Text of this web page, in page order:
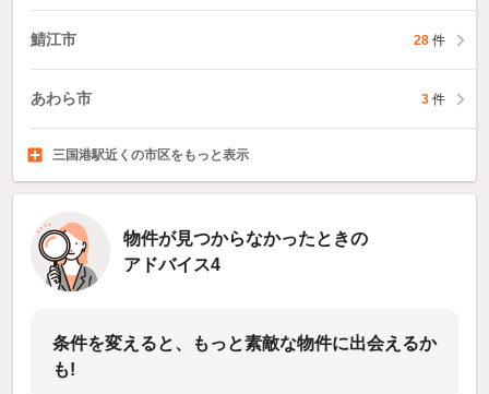
鯖江市 28 件
あわら市 3 件
越前市25件
吉田郡永平寺町10件
大飯郡高浜町1件
福井市92件
三国港駅近くの市区をもっと表示
物件が見つからなかったときの
アドバイス4
条件を変えると、もっと素敵な物件に出会えるか
も!